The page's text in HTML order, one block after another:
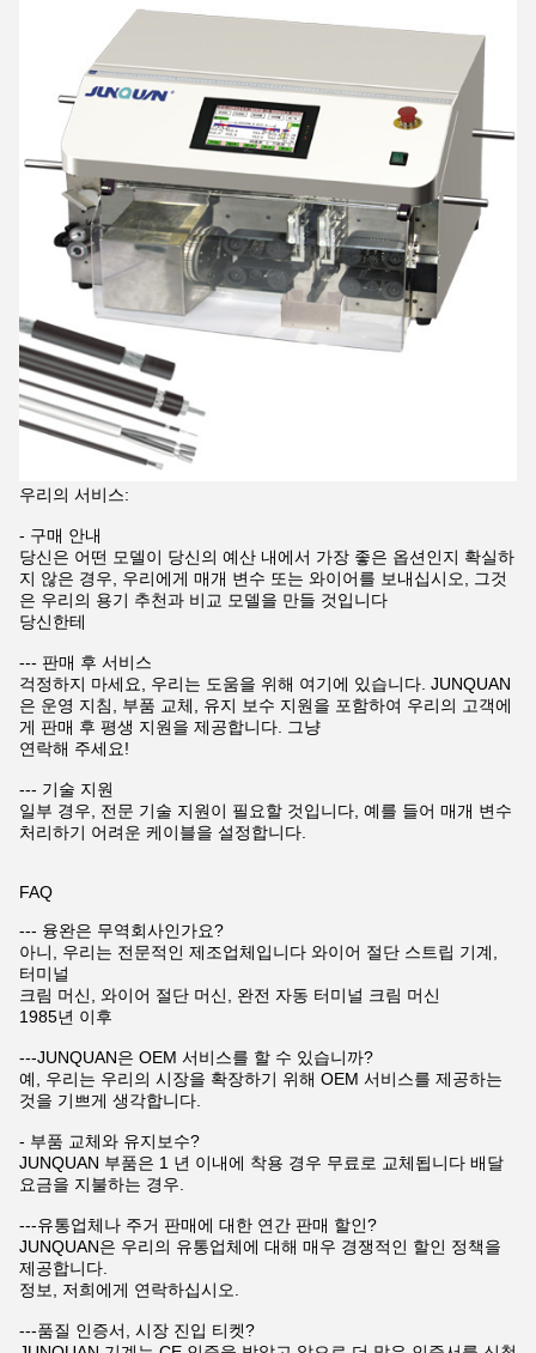
우리의 서비스:
- 구매 안내
당신은 어떤 모델이 당신의 예산 내에서 가장 좋은 옵션인지 확실하
지 않은 경우, 우리에게 매개 변수 또는 와이어를 보내십시오, 그것
은 우리의 용기 추천과 비교 모델을 만들 것입니다
당신한테
--- 판매 후 서비스
걱정하지 마세요, 우리는 도움을 위해 여기에 있습니다. JUNQUAN
은 운영 지침, 부품 교체, 유지 보수 지원을 포함하여 우리의 고객에
게 판매 후 평생 지원을 제공합니다. 그냥
연락해 주세요!
--- 기술 지원
일부 경우, 전문 기술 지원이 필요할 것입니다, 예를 들어 매개 변수
처리하기 어려운 케이블을 설정합니다.
FAQ
--- 융완은 무역회사인가요?
아니, 우리는 전문적인 제조업체입니다 와이어 절단 스트립 기계,
터미널
크림 머신, 와이어 절단 머신, 완전 자동 터미널 크림 머신
1985년 이후
---JUNQUAN은 OEM 서비스를 할 수 있습니까?
예, 우리는 우리의 시장을 확장하기 위해 OEM 서비스를 제공하는
것을 기쁘게 생각합니다.
- 부품 교체와 유지보수?
JUNQUAN 부품은 1 년 이내에 착용 경우 무료로 교체됩니다 배달
요금을 지불하는 경우.
---유통업체나 주거 판매에 대한 연간 판매 할인?
JUNQUAN은 우리의 유통업체에 대해 매우 경쟁적인 할인 정책을
제공합니다.
정보, 저희에게 연락하십시오.
---품질 인증서, 시장 진입 티켓?